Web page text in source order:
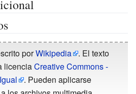
porWikipedia
. El texto
licenciaCreative Commons -
. Pueden aplicarse